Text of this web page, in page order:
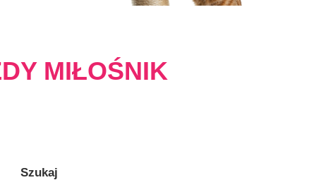
MIŁOŚNIK
Szukaj